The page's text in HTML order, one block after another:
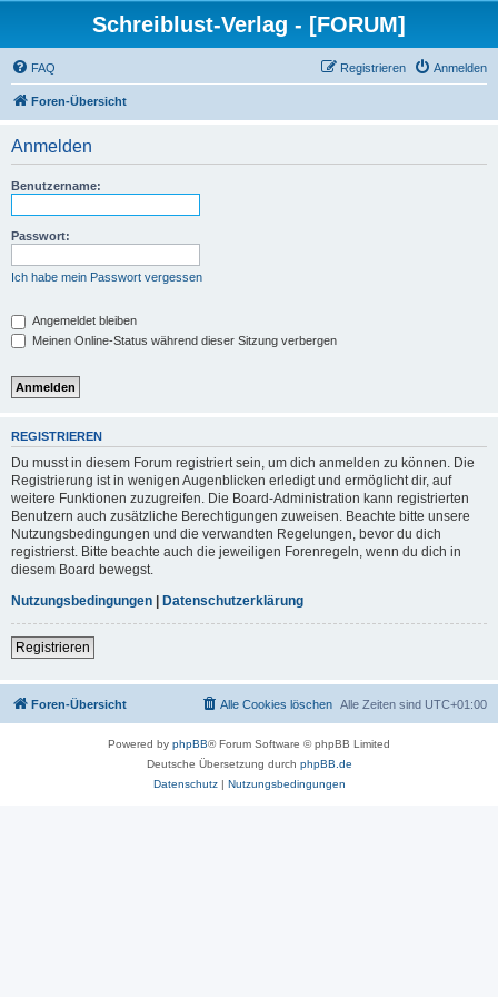
Schreiblust-Verlag - [FORUM]
FAQ Anmelden
Registrieren
Foren-Übersicht
Anmelden
Benutzername:
Passwort:
Ich habe mein Passwort vergessen
Angemeldet bleiben
Meinen Online-Status während dieser Sitzung verbergen
REGISTRIEREN
Du musst in diesem Forum registriert sein, um dich anmelden zu können. Die
Registrierung ist in wenigen Augenblicken erledigt und ermöglicht dir, auf
weitere Funktionen zuzugreifen. Die Board-Administration kann registrierten
Benutzern auch zusätzliche Berechtigungen zuweisen. Beachte bitte unsere
Nutzungsbedingungen und die verwandten Regelungen, bevor du dich
registrierst. Bitte beachte auch die jeweiligen Forenregeln, wenn du dich in
diesem Board bewegst.
Nutzungsbedingungen | Datenschutzerklärung
Registrieren
Foren-Übersicht Alle Zeiten sind UTC+01:00
Alle Cookies löschen
Powered by phpBB® Forum Software © phpBB Limited
Deutsche Übersetzung durch phpBB.de
Datenschutz| Nutzungsbedingungen